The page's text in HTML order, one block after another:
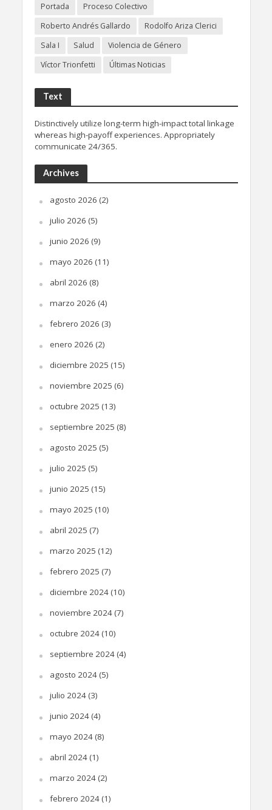
Portada
Proceso Colectivo
Roberto Andrés Gallardo
Rodolfo Ariza Clerici
Sala I
Salud
Violencia de Género
Víctor Trionfetti
Últimas Noticias
Text
Distinctively utilize long-term high-impact total linkage
whereas high-payoff experiences. Appropriately
communicate 24/365.
Archives
agosto 2026 (2)
julio 2026 (5)
junio 2026 (9)
mayo 2026 (11)
abril 2026 (8)
marzo 2026 (4)
febrero 2026 (3)
enero 2026 (2)
diciembre 2025 (15)
noviembre 2025 (6)
octubre 2025 (13)
septiembre 2025 (8)
agosto 2025 (5)
julio 2025 (5)
junio 2025 (15)
mayo 2025 (10)
abril 2025 (7)
marzo 2025 (12)
febrero 2025 (7)
diciembre 2024(10)
noviembre 2024(7)
octubre 2024(10)
septiembre 2024(4)
agosto 2024(5)
julio 2024(3)
junio 2024(4)
mayo 2024(8)
abril 2024(1)
marzo 2024(2)
febrero 2024(1)